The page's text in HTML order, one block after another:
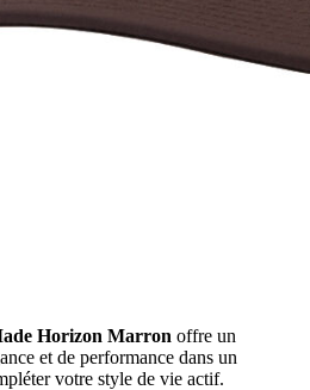
Horizon Marron offre un
et de performance dans un
votre style de vie actif.